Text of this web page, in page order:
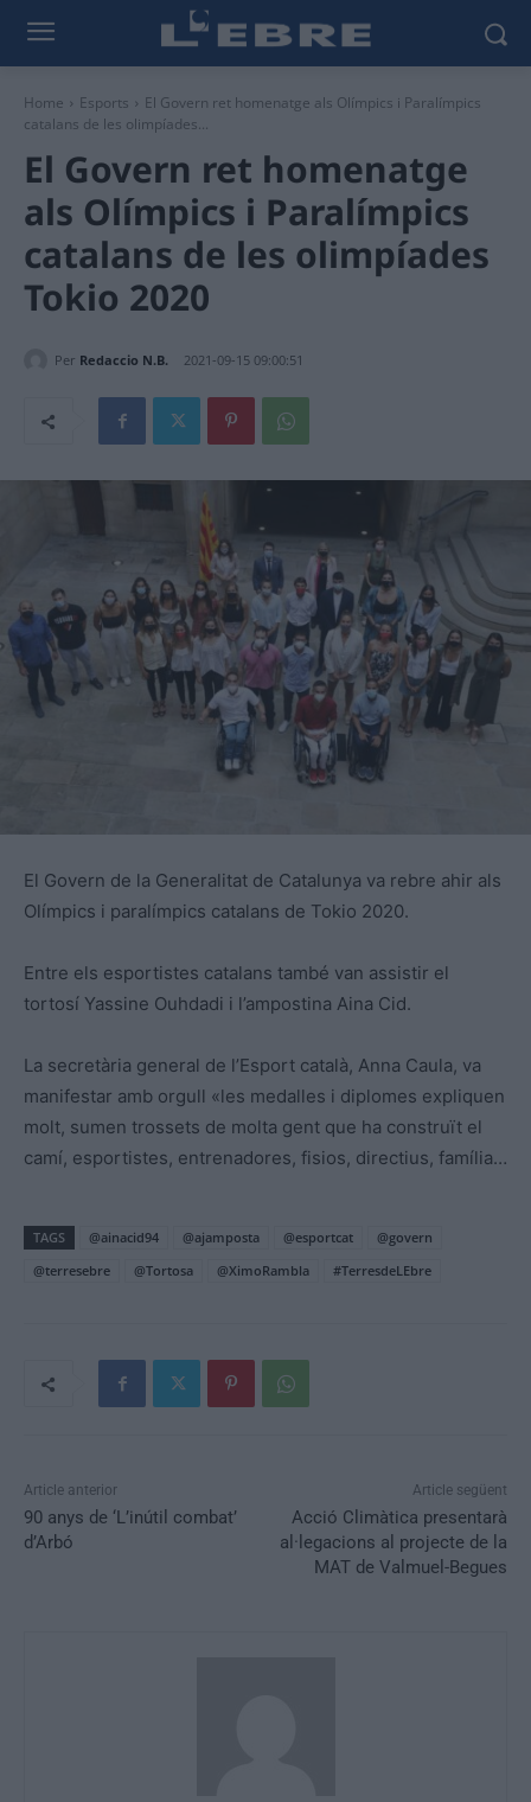
Home Esports
El Govern ret homenatge als Olímpics i Paralímpics
catalans de les olimpíades...
El Govern ret homenatge
als Olímpics i Paralímpics
catalans de les olimpíades
Tokio 2020
Per Redaccio N.B. 2021-09-15 09:00:51
El Govern de la Generalitat de Catalunya va rebre ahir als
Olímpics i paralímpics catalans de Tokio 2020.
Entre els esportistes catalans també van assistir el
tortosí Yassine Ouhdadi i l’ampostina Aina Cid.
La secretària general de l’Esport català, Anna Caula, va
manifestar amb orgull «les medalles i diplomes expliquen
molt, sumen trossets de molta gent que ha construït el
camí, esportistes, entrenadores, fisios, directius, família…
TAGS @ainacid94 @ajamposta @esportcat
@govern
@terresebre
@Tortosa @XimoRambla #TerresdeLEbre
Article anterior
90 anys de ‘L’inútil combat’
d’Arbó
Article següent
Acció Climàtica presentarà
al·legacions al projecte de la
MAT de Valmuel-Begues